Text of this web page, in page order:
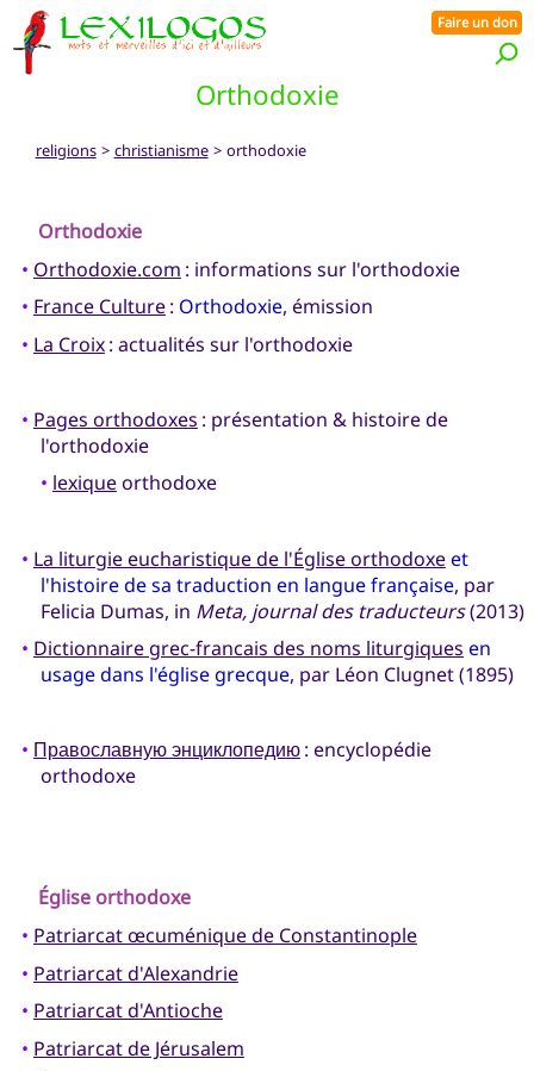
Orthodoxie
Faire un don
religions> christianisme> orthodoxie
Orthodoxie
• Orthodoxie.com : informations sur l'orthodoxie
• France Culture: Orthodoxie, émission
• La Croix: actualités sur l'orthodoxie
• Pages orthodoxes : présentation & histoire de
l'orthodoxie
• lexiqueorthodoxe
• La liturgie eucharistique de l'Église orthodoxeet
l'histoire de sa traduction en langue française, par
Felicia Dumas, in Meta, journal des traducteurs(2013)
• Dictionnaire grec-francais des noms liturgiques en
usage dans l'église grecque, par Léon Clugnet (1895)
• Православную энциклопедию: encyclopédie
orthodoxe
Église orthodoxe
• Patriarcat œcuménique de Constantinople
• Patriarcat d'Alexandrie
• Patriarcat d'Antioche
• Patriarcat de Jérusalem